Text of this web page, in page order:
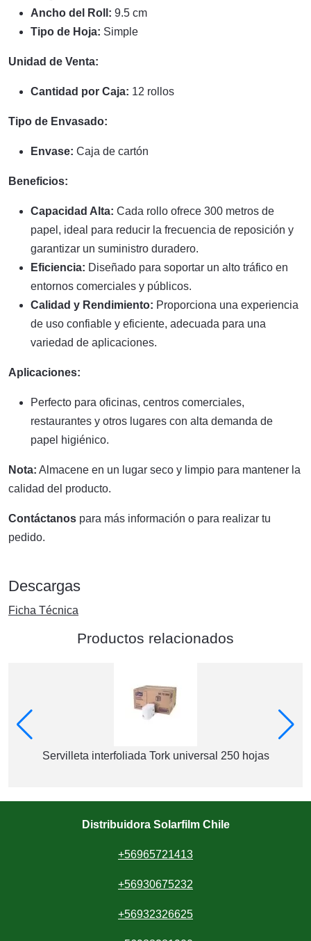
Ancho del Roll: 9.5 cm
Tipo de Hoja: Simple
Unidad de Venta:
Cantidad por Caja: 12 rollos
Tipo de Envasado:
Envase: Caja de cartón
Beneficios:
Capacidad Alta: Cada rollo ofrece 300 metros de
papel, ideal para reducir la frecuencia de reposición y
garantizar un suministro duradero.
Eficiencia: Diseñado para soportar un alto tráfico en
entornos comerciales y públicos.
Calidad y Rendimiento: Proporciona una experiencia
de uso confiable y eficiente, adecuada para una
variedad de aplicaciones.
Aplicaciones:
Perfecto para oficinas, centros comerciales,
restaurantes y otros lugares con alta demanda de
papel higiénico.
Nota: Almacene en un lugar seco y limpio para mantener la
calidad del producto.
Contáctanos para más información o para realizar tu
pedido.
Descargas
Ficha Técnica
Productos relacionados
Servilleta interfoliada Tork universal 250 hojas
Distribuidora Solarfilm Chile
+56965721413
+56930675232
+56932326625